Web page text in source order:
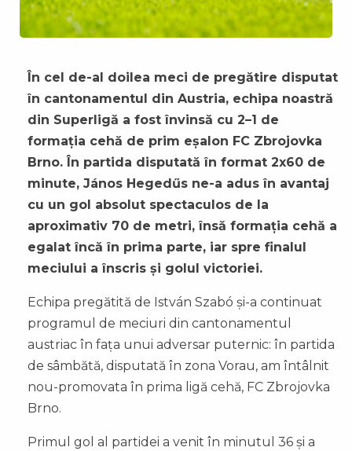
În cel de-al doilea meci de pregătire disputat
în cantonamentul din Austria, echipa noastră
din Superligă a fost învinsă cu 2–1 de
formația cehă de prim eșalon FC Zbrojovka
Brno. În partida disputată în format 2x60 de
minute, János Hegedűs ne-a adus în avantaj
cu un gol absolut spectaculos de la
aproximativ 70 de metri, însă formația cehă a
egalat încă în prima parte, iar spre finalul
meciului a înscris și golul victoriei.
Echipa pregătită de István Szabó și-a continuat
programul de meciuri din cantonamentul
austriac în fața unui adversar puternic: în partida
de sâmbătă, disputată în zona Vorau, am întâlnit
nou-promovata în prima ligă cehă, FC Zbrojovka
Brno.
Primul gol al partidei a venit în minutul 36 și a